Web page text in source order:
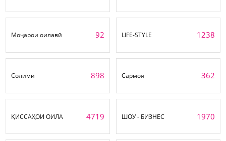
Моҷарои оилавӣ 92 LIFE-STYLE 1238
Солимӣ 898 Сармоя 362
ҚИССАҲОИ ОИЛА 4719 ШОУ - БИЗНЕС 1970